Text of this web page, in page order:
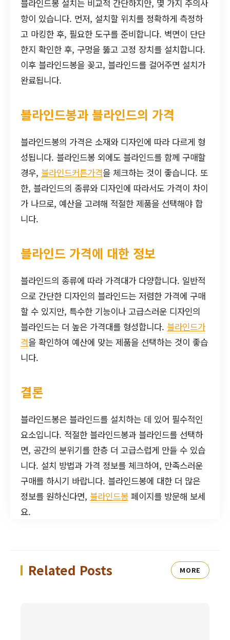
블라인드봉 설치는 비교적 간단하지만, 몇 가지 주의사
항이 있습니다. 먼저, 설치할 위치를 정확하게 측정하
고 마킹한 후, 필요한 도구를 준비합니다. 벽면이 단단
한지 확인한 후, 구멍을 뚫고 고정 장치를 설치합니다.
이후 블라인드봉을 꽂고, 블라인드를 걸어주면 설치가
완료됩니다.
블라인드봉과 블라인드의 가격
블라인드봉의 가격은 소재와 디자인에 따라 다르게 형
성됩니다. 블라인드봉 외에도 블라인드를 함께 구매할
경우, 블라인드커튼가격을 체크하는 것이 좋습니다. 또
한, 블라인드의 종류와 디자인에 따라서도 가격이 차이
가 나므로, 예산을 고려해 적절한 제품을 선택해야 합
니다.
블라인드 가격에 대한 정보
블라인드의 종류에 따라 가격대가 다양합니다. 일반적
으로 간단한 디자인의 블라인드는 저렴한 가격에 구매
할 수 있지만, 특수한 기능이나 고급스러운 디자인의
블라인드는 더 높은 가격대를 형성합니다. 블라인드가
격을 확인하여 예산에 맞는 제품을 선택하는 것이 좋습
니다.
결론
블라인드봉은 블라인드를 설치하는 데 있어 필수적인
요소입니다. 적절한 블라인드봉과 블라인드를 선택하
면, 공간의 분위기를 한층 더 고급스럽게 만들 수 있습
니다. 설치 방법과 가격 정보를 체크하여, 만족스러운
구매를 하시기 바랍니다. 블라인드봉에 대한 더 많은
정보를 원하신다면, 블라인드봉 페이지를 방문해 보세
요.
Related Posts MORE